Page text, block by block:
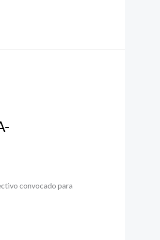
convocado para